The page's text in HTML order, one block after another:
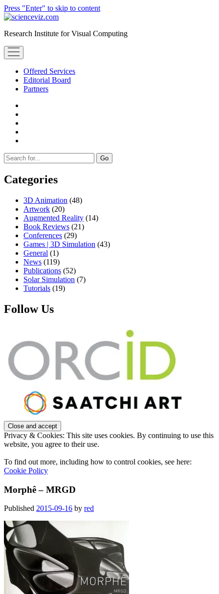
Press "Enter" to skip to content
scienceviz.com
Research Institute for Visual Computing
open
menu
Offered Services
Editorial Board
Partners
Sidebar
Search
Categories
3D Animation (48)
Artwork (20)
Augmented Reality (14)
Book Reviews (21)
Conferences (29)
Games | 3D Simulation (43)
General (1)
News (119)
Publications (52)
Solar Simulation (7)
Tutorials (19)
Follow Us
Privacy & Cookies: This site uses cookies. By continuing to use this
website, you agree to their use.
To find out more, including how to control cookies, see here:
Cookie Policy
Morphê – MRGD
Published 2015-09-16 by red